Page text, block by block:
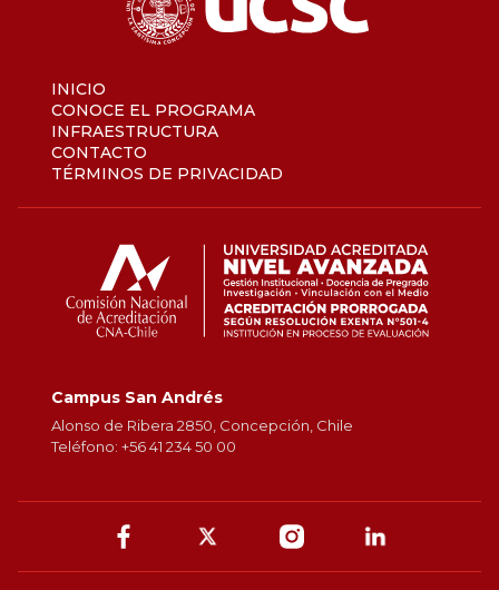
INICIO
CONOCE EL PROGRAMA
INFRAESTRUCTURA
CONTACTO
TÉRMINOS DE PRIVACIDAD
Campus San Andrés
Alonso de Ribera 2850, Concepción, Chile
Teléfono: +56 41 234 50 00